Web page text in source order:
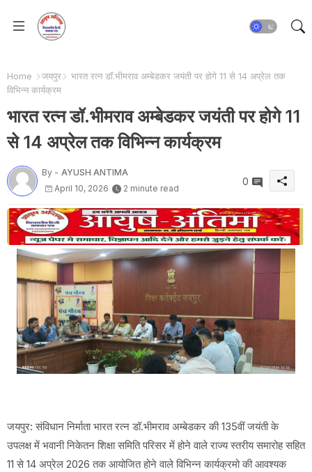
Home जयपुर
भारत रत्न डॉ.भीमराव अम्बेडकर जयंती पर होगे 11 से 14 अप्रेल तक
विभिन्न कार्यक्रम
भारत रत्न डॉ.भीमराव अम्बेडकर जयंती पर होगे 11
से 14 अप्रेल तक विभिन्न कार्यक्रम
By - AYUSH ANTIMA
April 10, 2026
2 minute read
0
जयपुर: संविधान निर्माता भारत रत्न डॉ.भीमराव अम्बेडकर की 135वीं जयंती के
उपलक्ष में भवानी निकेतन शिक्षा समिति परिसर में होने वाले राज्य स्तरीय समारोह सहित
11 से 14 अप्रेल 2026 तक आयोजित होने वाले विभिन्न कार्यक्रमो की आवश्यक